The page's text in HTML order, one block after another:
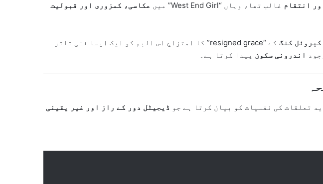
انتقام غالب تھا، وہاں “West End Girl” میں
عکاسی، کمزوری اور قبولیت
کیروئل کنگ
کے “resigned grace” کا امتزاج اس البم کو ایک ایسا فنی تاثر
اندرونی سکون پیدا کرتا ہے۔
تعلقات کی نفسیات کو بیان کرتا ہے جو ڈیجیٹل دور کے راز اور غیر یقینی